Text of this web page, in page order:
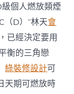
個人燃放類煙
（D）”林天會
已經決定要用
衡的三角戀
綠裝修設計可
天期可燃放時